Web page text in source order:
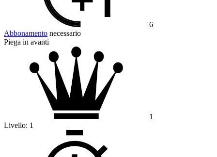
6
Abbonamento necessario
Piega in avanti
1
Livello: 1